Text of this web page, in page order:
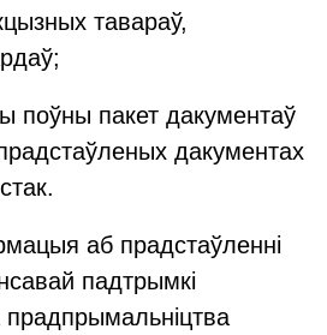
тавараў,
поўны пакет дакументаў
дакументах
аб прадстаўленні
падтрымкі
прадпрымальніцтва